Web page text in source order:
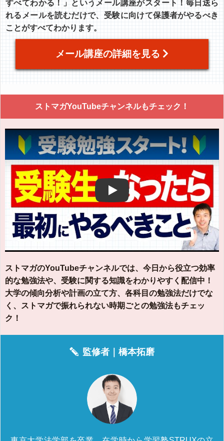
すべてわかる！」というメール講座がスタート！毎日送ら
れるメールを読むだけで、受験に向けて保護者がやるべき
ことがすべてわかります。
メール講座の詳細を見る
ストマガYouTubeチャンネルもチェック！
Play
ストマガのYouTubeチャンネルでは、今日から役立つ効率
的な勉強法や、受験に関する知識をわかりやすく配信中！
大学の傾向分析や計画の立て方、各科目の勉強法だけでな
く、ストマガで振れられない時期ごとの勉強法もチェッ
ク！
監修者｜橋本拓磨